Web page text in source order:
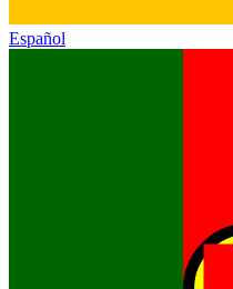
Español